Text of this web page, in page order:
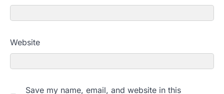
Website
Save my name, email, and website in this